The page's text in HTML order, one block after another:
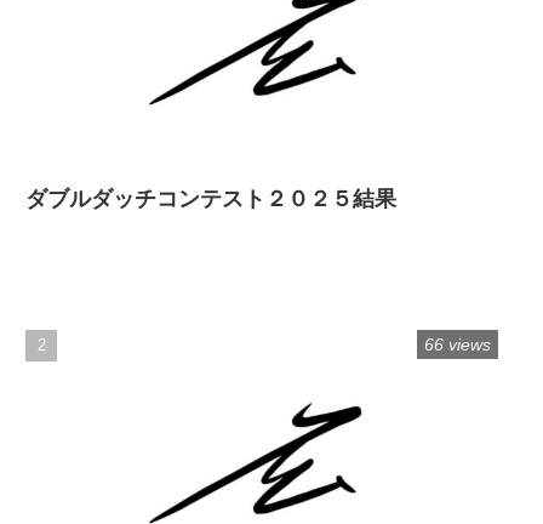
ダブルダッチコンテスト２０２５結果
66 views